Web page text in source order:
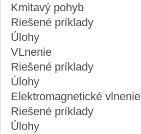
Kmitavý pohyb
Riešené príklady
Úlohy
VLnenie
Riešené príklady
Úlohy
Elektromagnetické vlnenie
Riešené príklady
Úlohy